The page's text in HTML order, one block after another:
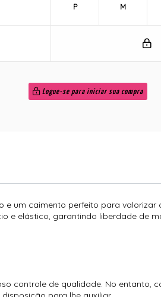
P M
Logue-se para iniciar sua compra
e um caimento perfeito para
e elástico, garantindo liberdade de
controle de qualidade. No entanto,